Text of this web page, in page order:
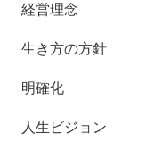
経営理念
生き方の方針
明確化
人生ビジョン